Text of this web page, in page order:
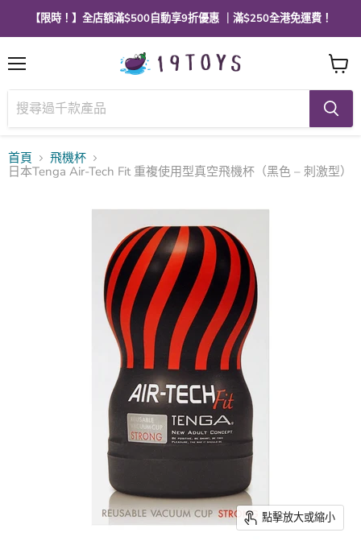
【限時！】全店額滿$500自動享9折優惠 ｜滿$250全港免運費！
單
查
看
購
物
車
首頁
飛機杯
日本Tenga Air-Tech Fit 重複使用型真空飛機杯（黑色 – 刺激型）
點擊放大或縮小